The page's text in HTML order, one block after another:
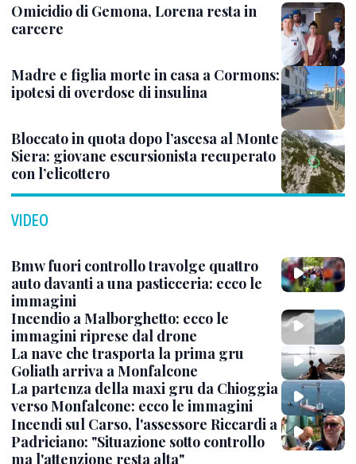
Omicidio di Gemona, Lorena resta in
carcere
Madre e figlia morte in casa a Cormons:
ipotesi di overdose di insulina
Bloccato in quota dopo l’ascesa al Monte
Siera: giovane escursionista recuperato
con l’elicottero
VIDEO
Bmw fuori controllo travolge quattro
auto davanti a una pasticceria: ecco le
immagini
Incendio a Malborghetto: ecco le
immagini riprese dal drone
La nave che trasporta la prima gru
Goliath arriva a Monfalcone
La partenza della maxi gru da Chioggia
verso Monfalcone: ecco le immagini
Incendi sul Carso, l'assessore Riccardi a
Padriciano: "Situazione sotto controllo
ma l'attenzione resta alta"